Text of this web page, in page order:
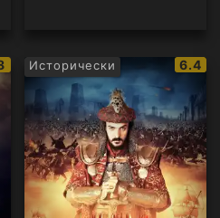
Исторически
IMDb
6.4